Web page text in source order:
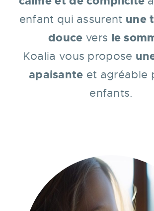
enfant qui assurent une
douce vers le
Koalia vous propose
apaisante et agréable
enfants.